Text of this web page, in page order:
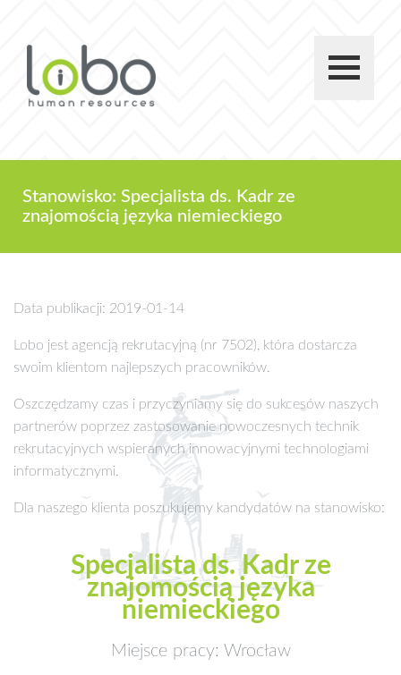
Stanowisko: Specjalista ds. Kadr ze
znajomością języka niemieckiego
Data publikacji: 2019-01-14
Lobo jest agencją rekrutacyjną (nr 7502), która dostarcza
swoim klientom najlepszych pracowników.
Oszczędzamy czas i przyczyniamy się do sukcesów naszych
partnerów poprzez zastosowanie nowoczesnych technik
rekrutacyjnych wspieranych innowacyjnymi technologiami
informatycznymi.
Dla naszego klienta poszukujemy kandydatów na stanowisko:
Specjalista ds. Kadr ze
znajomością języka
niemieckiego
Miejsce pracy: Wrocław